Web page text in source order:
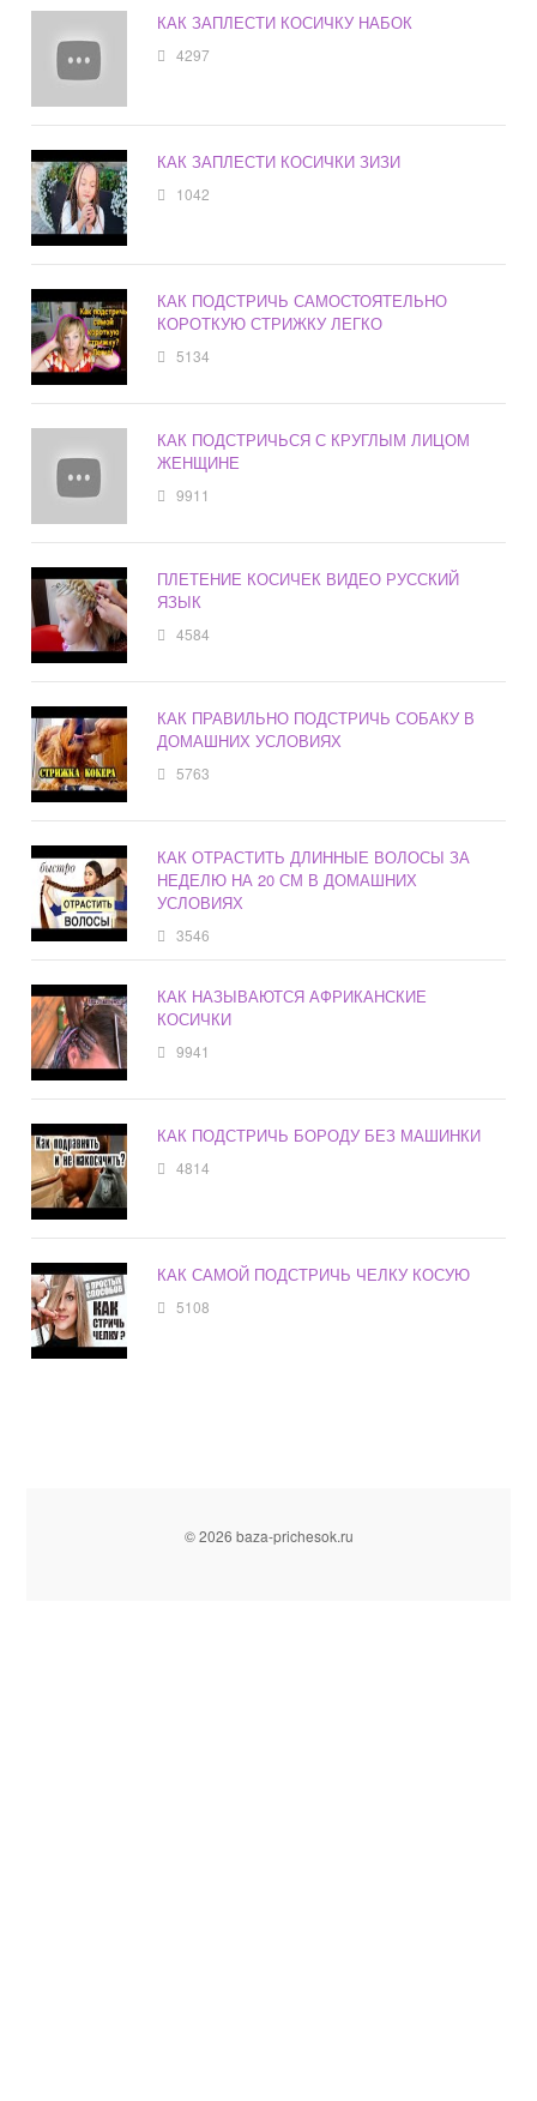
КАК ЗАПЛЕСТИ КОСИЧКУ НАБОК
4297
КАК ЗАПЛЕСТИ КОСИЧКИ ЗИЗИ
1042
КАК ПОДСТРИЧЬ САМОСТОЯТЕЛЬНО
КОРОТКУЮ СТРИЖКУ ЛЕГКО
5134
КАК ПОДСТРИЧЬСЯ С КРУГЛЫМ ЛИЦОМ
ЖЕНЩИНЕ
9911
ПЛЕТЕНИЕ КОСИЧЕК ВИДЕО РУССКИЙ
ЯЗЫК
4584
КАК ПРАВИЛЬНО ПОДСТРИЧЬ СОБАКУ В
ДОМАШНИХ УСЛОВИЯХ
5763
КАК ОТРАСТИТЬ ДЛИННЫЕ ВОЛОСЫ ЗА
НЕДЕЛЮ НА 20 СМ В ДОМАШНИХ
УСЛОВИЯХ
3546
КАК НАЗЫВАЮТСЯ АФРИКАНСКИЕ
КОСИЧКИ
9941
КАК ПОДСТРИЧЬ БОРОДУ БЕЗ МАШИНКИ
4814
КАК САМОЙ ПОДСТРИЧЬ ЧЕЛКУ КОСУЮ
5108
© 2026 baza-prichesok.ru